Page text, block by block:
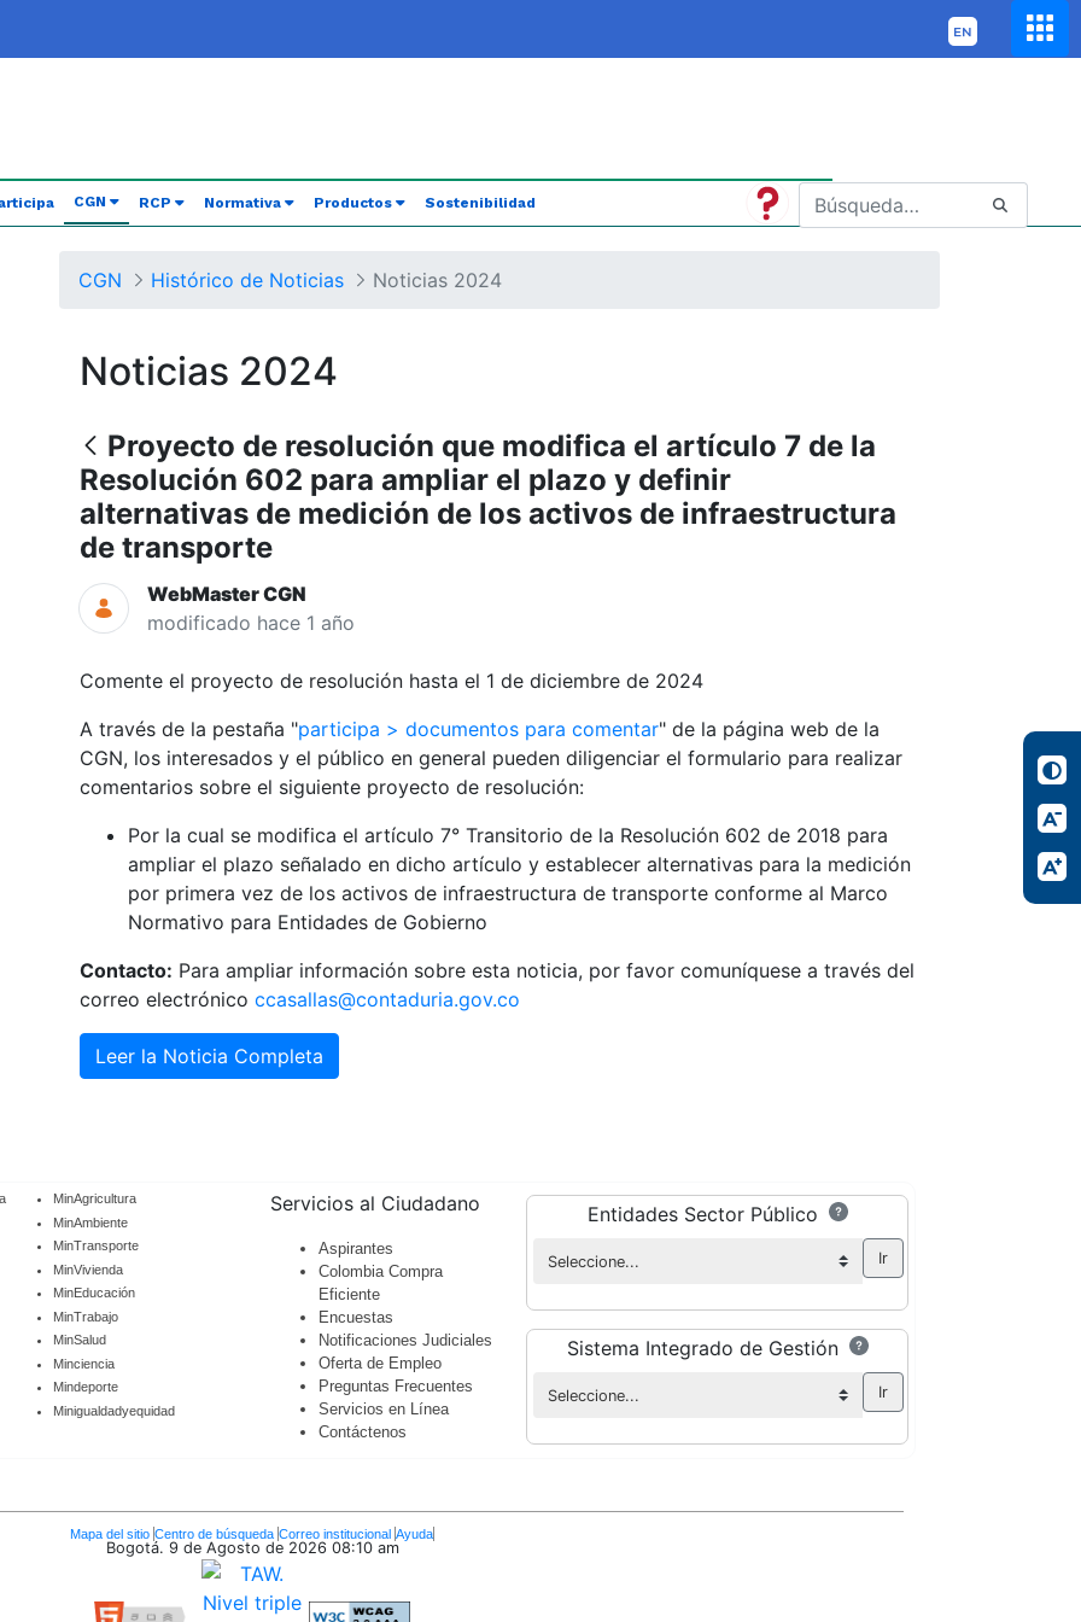
CGN (current)
RCP Normativa Productos Sostenibilidad
CGN Histórico de Noticias Noticias 2024
Noticias 2024
Proyecto de resolución que modifica el artículo 7 de la
Resolución 602 para ampliar el plazo y definir
alternativas de medición de los activos de infraestructura
de transporte
WebMaster CGN
modificado hace 1 año
Comente el proyecto de resolución hasta el 1 de diciembre de 2024
A través de la pestaña "participa > documentos para comentar" de la página web de la
CGN, los interesados y el público en general pueden diligenciar el formulario para realizar
comentarios sobre el siguiente proyecto de resolución:
Por la cual se modifica el artículo 7° Transitorio de la Resolución 602 de 2018 para
ampliar el plazo señalado en dicho artículo y establecer alternativas para la medición
por primera vez de los activos de infraestructura de transporte conforme al Marco
Normativo para Entidades de Gobierno
Contacto: Para ampliar información sobre esta noticia, por favor comuníquese a través del
correo electrónico ccasallas@contaduria.gov.co
Leer la Noticia Completa
MinAgricultura
MinAmbiente
MinTransporte
MinVivienda
MinEducación
MinTrabajo
MinSalud
Minciencia
Mindeporte
Minigualdadyequidad
Servicios al Ciudadano
Aspirantes
Colombia Compra
Eficiente
Encuestas
Notificaciones Judiciales
Oferta de Empleo
Preguntas Frecuentes
Servicios en Línea
Contáctenos
Entidades Sector Público
Sistema Integrado de Gestión
Mapa del sitio Centro de búsqueda Correo institucional Ayuda
Bogotá. 9 de Agosto de 2026 08:10 am